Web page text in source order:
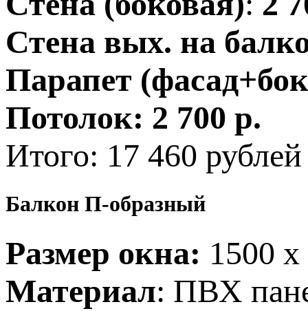
Стена вых. на
Парапет
Потолок: 2 700 р.
Итого: 17 460 рублей
Балкон П-образный
Размер окна: 1500
Материал: ПВХ